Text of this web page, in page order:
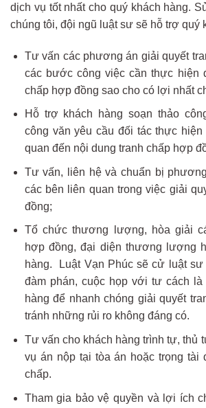
dịch vụ tốt nhất cho quý khách hàng.
chúng tôi, đội ngũ luật sư sẽ hỗ trợ quý
Tư vấn các phương án giải quyết
các bước công việc cần thực hiện
chấp hợp đồng sao cho có lợi nhất
Hỗ trợ khách hàng soạn thảo
công văn yêu cầu đối tác thực
quan đến nội dung tranh chấp hợp
Tư vấn, liên hệ và chuẩn bị
các bên liên quan trong việc giải
đồng;
Tổ chức thương lượng, hòa giải
hợp đồng, đại diện thương lượng
hàng. Luật Vạn Phúc sẽ cử luật sư
đàm phán, cuộc họp với tư cách
hàng để nhanh chóng giải quyết
tránh những rủi ro không đáng có.
Tư vấn cho khách hàng trình tự, thủ
vụ án nộp tại tòa án hoặc trọng tài
chấp.
Tham gia bảo vệ quyền và lợi ích